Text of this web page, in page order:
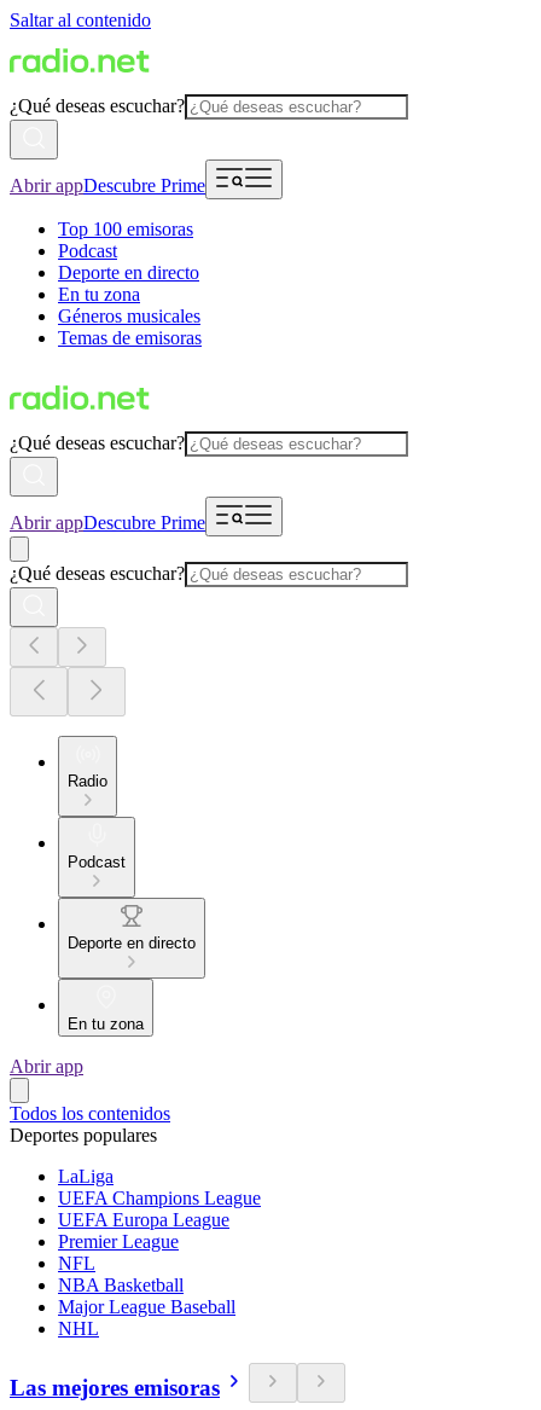
Saltar al contenido
¿Qué deseas escuchar?
Abrir appDescubre Prime
Top 100 emisoras
Podcast
Deporte en directo
En tu zona
Géneros musicales
Temas de emisoras
¿Qué deseas escuchar?
Abrir appDescubre Prime
¿Qué deseas escuchar?
Radio
Podcast
Deporte en directo
En tu zona
Abrir app
Todos los contenidos
Deportes populares
LaLiga
UEFA Champions League
UEFA Europa League
Premier League
NFL
NBA Basketball
Major League Baseball
NHL
Las mejores emisoras